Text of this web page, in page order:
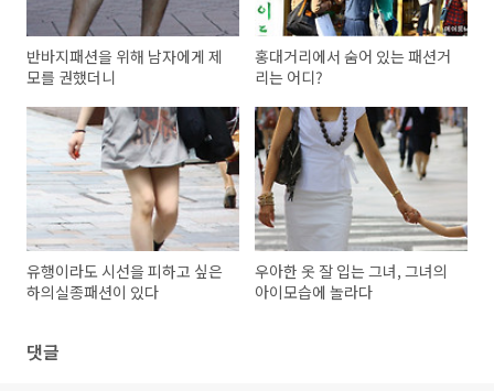
반바지패션을 위해 남자에게 제
모를 권했더니
홍대거리에서 숨어 있는 패션거
리는 어디?
유행이라도 시선을 피하고 싶은
하의실종패션이 있다
우아한 옷 잘 입는 그녀, 그녀의
아이모습에 놀라다
댓글